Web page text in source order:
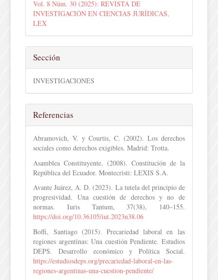
Vol. 8 Núm. 30 (2025): REVISTA DE
INVESTIGACIÓN EN CIENCIAS JURÍDICAS,
LEX
Sección
INVESTIGACIONES
Referencias
Abramovich, V. y Courtis, C. (2002). Los derechos
sociales como derechos exigibles. Madrid: Trotta.
Asamblea Constituyente. (2008). Constitución de la
República del Ecuador. Montecristi: LEXIS S.A.
Avante Juárez, A. D. (2023). La tutela del principio de
progresividad. Una cuestión de derechos y no de
normas. Iuris Tantum, 37(38), 140–155.
https://doi.org/10.36105/iut.2023n38.06
Boffi, Santiago (2015). Precariedad laboral en las
regiones argentinas: Una cuestión Pendiente. Estudios
DEPS. Desarrollo económico y Política Social.
https://estudiosdeps.org/precariedad-laboral-en-las-
regiones-argentinas-una-cuestion-pendiente/